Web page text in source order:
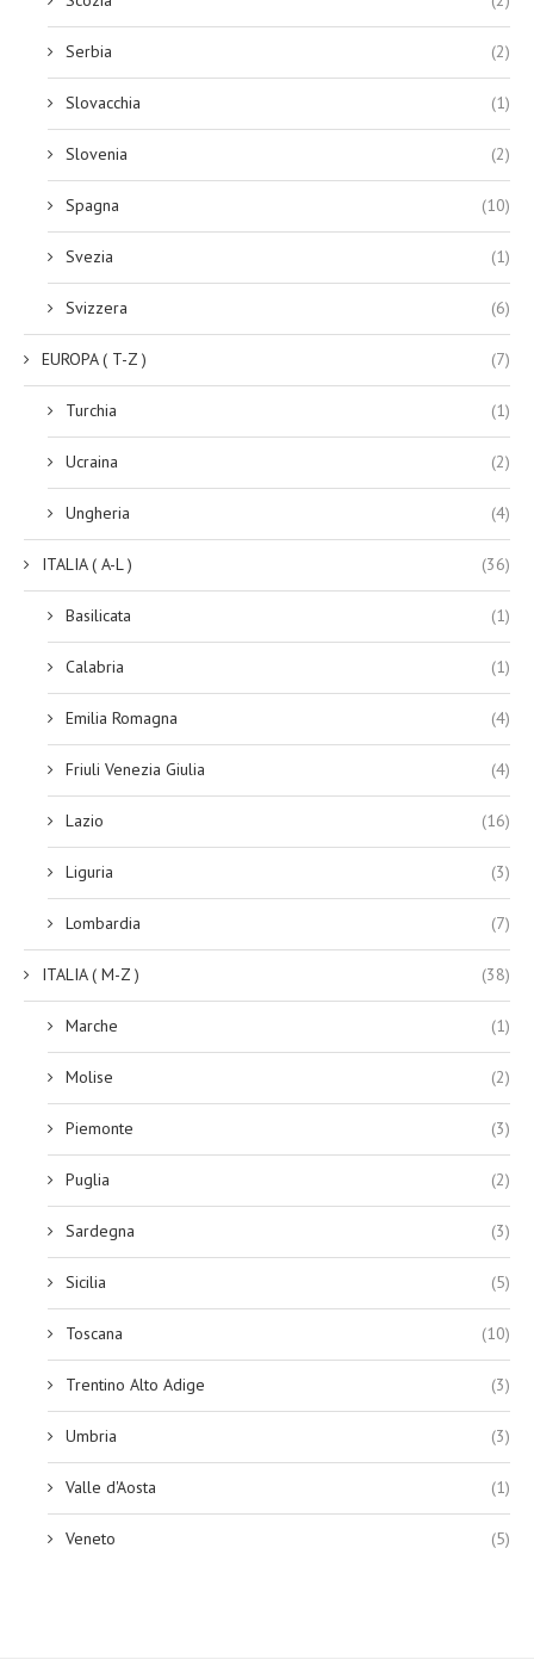
Serbia (2)
Slovacchia (1)
Slovenia (2)
Spagna (10)
Svezia (1)
Svizzera (6)
EUROPA ( T-Z ) (7)
Turchia (1)
Ucraina (2)
Ungheria (4)
ITALIA ( A-L ) (36)
Basilicata (1)
Calabria (1)
Emilia Romagna (4)
Friuli Venezia Giulia (4)
Lazio (16)
Liguria (3)
Lombardia (7)
ITALIA ( M-Z ) (38)
Marche (1)
Molise (2)
Piemonte (3)
Puglia (2)
Sardegna (3)
Sicilia (5)
Toscana (10)
Trentino Alto Adige (3)
Umbria (3)
Valle d'Aosta (1)
Veneto (5)